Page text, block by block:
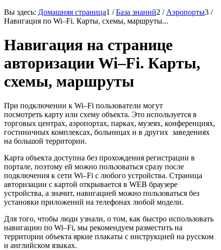
Вы здесь: Домашняя страница1 / База знаний2 / Аэропорты3 /
Навигация по Wi–Fi. Карты, схемы, маршруты...
Навигация на странице
авторизации Wi–Fi. Карты,
схемы, маршруты
При подключении к Wi–Fi пользователи могут
посмотреть карту или схему объекта. Это используется в
торговых центрах, аэропортах, парках, музеях, конференциях,
гостиничных комплексах, больницах и в других заведениях
на большой территории.
Карта объекта доступна без прохождения регистрации в
портале, поэтому ей можно пользоваться сразу после
подключения к сети Wi–Fi с любого устройства. Страница
авторизации с картой открывается в WEB браузере
устройства, а значит, навигацией можно пользоваться без
установки приложений на телефонах любой модели.
Для того, чтобы люди узнали, о том, как быстро использовать
навигацию по Wi–Fi, мы рекомендуем разместить на
территории объекта яркие плакаты с инструкцией на русском
и английском языках.